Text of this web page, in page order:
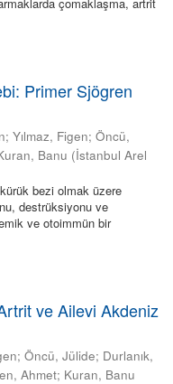
Primer Sjögren
; Yılmaz, Figen; Öncü,
Banu (İstanbul Arel
bezi olmak üzere
destrüksiyonu ve
ve otoimmün bir
ve Ailevi Akdeniz
; Öncü, Jülide; Durlanık,
Ahmet; Kuran, Banu